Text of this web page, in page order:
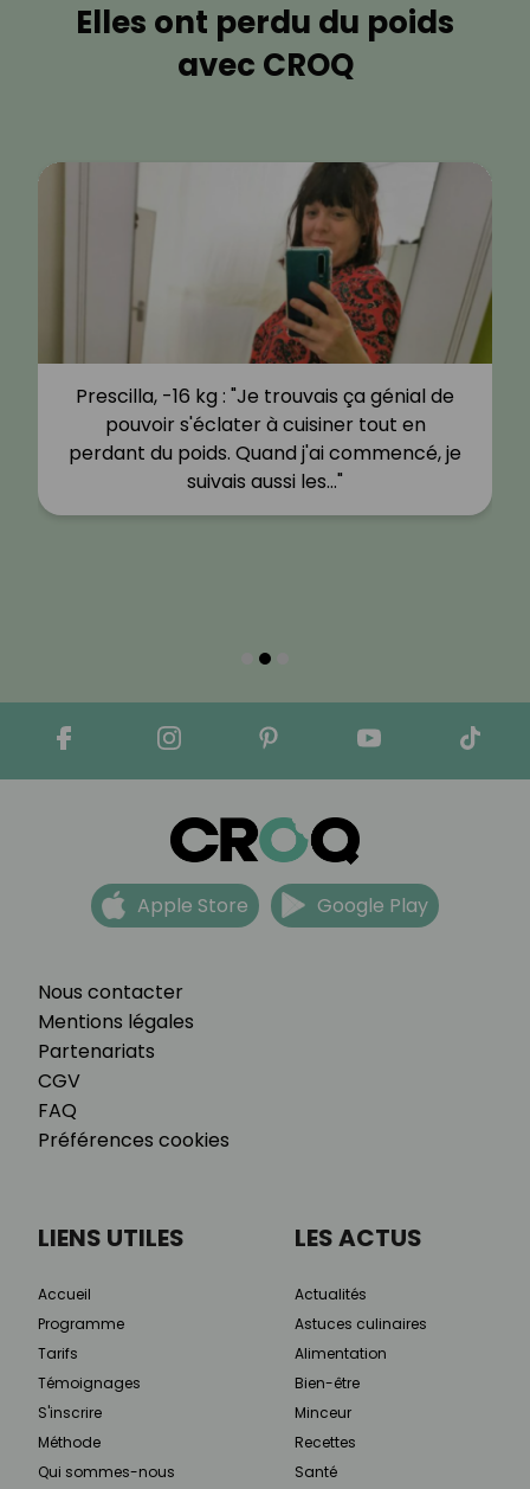
Elles ont perdu du poids
avec CROQ
Prescilla, -16 kg : "Je trouvais ça génial de
pouvoir s'éclater à cuisiner tout en
perdant du poids. Quand j'ai commencé, je
suivais aussi les…"
Nous contacter
Mentions légales
Partenariats
CGV
FAQ
Préférences cookies
Apple Store Google Play
LIENS UTILES
Accueil
Programme
Tarifs
Témoignages
S'inscrire
Méthode
Qui sommes-nous
LES ACTUS
Actualités
Astuces culinaires
Alimentation
Bien-être
Minceur
Recettes
Santé